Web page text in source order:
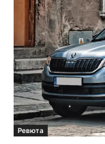
Ревюта